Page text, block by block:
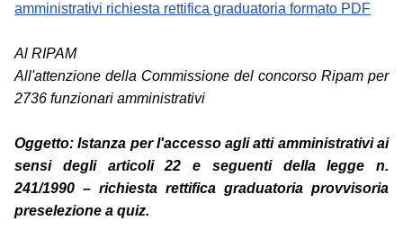
amministrativi richiesta rettifica graduatoria formato PDF
Al RIPAM
All'attenzione della Commissione del concorso Ripam per
2736 funzionari amministrativi
Oggetto: Istanza per l'accesso agli atti amministrativi ai
sensi degli articoli 22 e seguenti della legge n.
241/1990 – richiesta rettifica graduatoria provvisoria
preselezione a quiz.